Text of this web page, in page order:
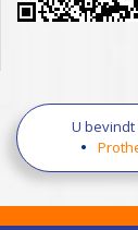
U bevindt